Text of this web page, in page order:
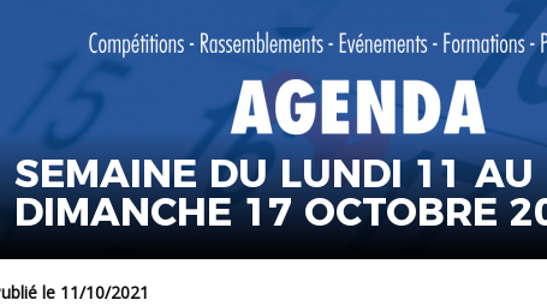
SEMAINE DU LUNDI 11 AU
DIMANCHE 17 OCTOBRE
Publié le 11/10/2021